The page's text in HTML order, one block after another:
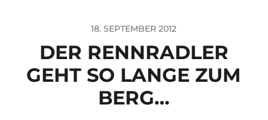
18. SEPTEMBER 2012
DER RENNRADLER
GEHT SO LANGE ZUM
BERG…